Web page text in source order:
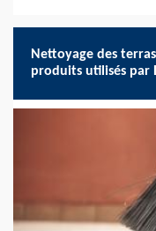
Nettoyage des
produits utilisés par